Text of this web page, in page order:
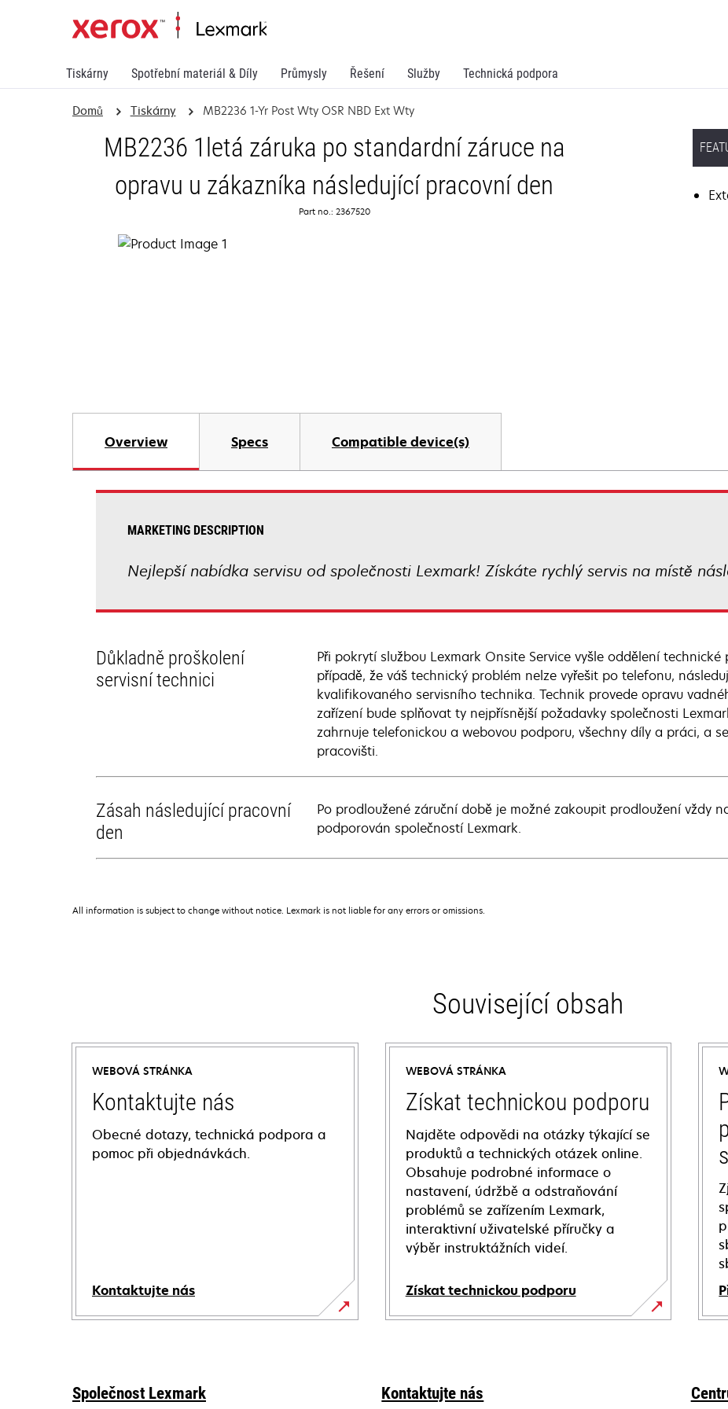
Tiskárny Spotřební materiál & Díly Průmysly Řešení Služby Technická podpora
Domů Tiskárny MB2236 1-Yr Post Wty OSR NBD Ext Wty
MB2236 1letá záruka po standardní záruce na
opravu u zákazníka následující pracovní den
Part no.: 2367520
Overview Specs Compatible device(s)
MARKETING DESCRIPTION
Nejlepší nabídka servisu od společnosti Lexmark! Získáte rychlý servis na místě
Důkladně proškolení
servisní technici
Při pokrytí službou Lexmark Onsite Service vyšle oddělení
případě, že váš technický problém nelze vyřešit po telefonu,
kvalifikovaného servisního technika. Technik provede opravu
zařízení bude splňovat ty nejpřísnější požadavky společnosti
zahrnuje telefonickou a webovou podporu, všechny díly a práci, a
pracovišti.
Zásah následující pracovní
den
Po prodloužené záruční době je možné zakoupit prodloužení vždy
podporován společností Lexmark.
All information is subject to change without notice. Lexmark is not liable for any errors or omissions.
Související obsah
WEBOVÁ STRÁNKA
Kontaktujte nás
Obecné dotazy, technická podpora a
pomoc při objednávkách.
Kontaktujte nás
WEBOVÁ STRÁNKA
Získat technickou podporu
Najděte odpovědi na otázky týkající se
produktů a technických otázek online.
Obsahuje podrobné informace o
nastavení, údržbě a odstraňování
problémů se zařízením Lexmark,
interaktivní uživatelské příručky a
výběr instruktážních videí.
Získat technickou podporu
opens
tab
Společnost Lexmark Kontaktujte nás